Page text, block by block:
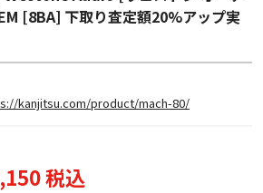
[8BA] 下取り査定額20%アップ実
kanjitsu.com/product/mach-80/
税込